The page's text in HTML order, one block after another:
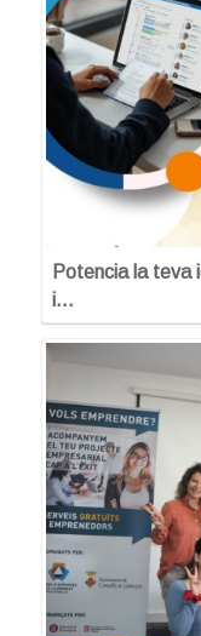
Potencia la teva
i…